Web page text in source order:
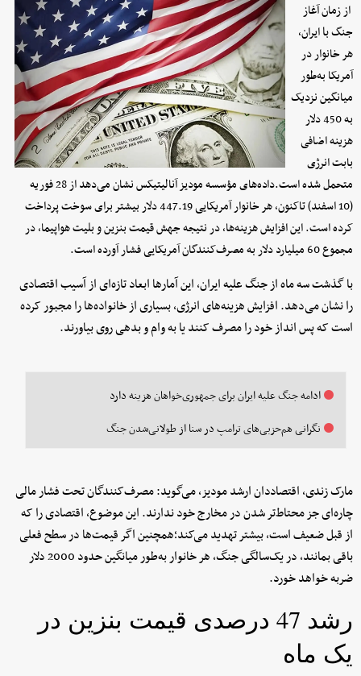
از زمان آغاز
جنگباایران،
هر خانوار در
آمریکا به‌طور
میانگین نزدیک
به 450 دلار
هزینه اضافی
بابت انرژی
متحمل شده است.داده‌های مؤسسه مودیز آنالیتیکس نشان می‌دهد از 28 فوریه
(10 اسفند) تاکنون، هر خانوار آمریکایی 447.19 دلار بیشتر برای سوخت پرداخت
کرده است. این افزایش هزینه‌ها، در نتیجه جهش قیمت بنزین و بلیت هواپیما، در
مجموع 60 میلیارد دلار به مصرف‌کنندگان آمریکایی فشار آورده است.
با گذشت سه ماه از جنگ علیه ایران، این آمارها ابعاد تازه‌ای از آسیب اقتصادی
را نشان می‌دهد. افزایش هزینه‌های انرژی، بسیاری از خانواده‌ها را مجبور کرده
است که پس انداز خود را مصرف کنند یا به وام و بدهی روی بیاورند.
ادامه جنگ علیه ایران برای جمهوری‌خواهان هزینه دارد
نگرانی هم‌حزبی‌های ترامپ در سنا از طولانی‌شدن جنگ
مارک زندی، اقتصاددان ارشد مودیز، می‌گوید: مصرف‌کنندگان تحت فشار مالی
چاره‌ای جز محتاط‌تر شدن در مخارج خود ندارند. این موضوع، اقتصادی را که
از قبل ضعیف است، بیشتر تهدید می‌کند؛همچنین اگر قیمت‌ها در سطح فعلی
باقی بمانند، در یک‌سالگی جنگ، هر خانوار به‌طور میانگین حدود 2000 دلار
ضربه خواهد خورد.
رشد 47 درصدی قیمت بنزین در
یک ماه